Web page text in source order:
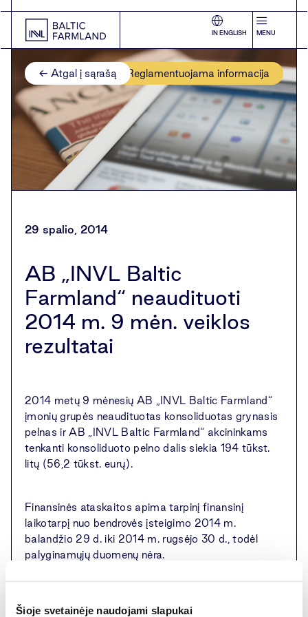
Šioje svetainėje naudojami slapukai
IN ENGLISH MENU
← Atgal į sąrašą Reglamentuojama informacija
29 spalio, 2014
AB „INVL Baltic
Farmland“ neaudituoti
2014 m. 9 mėn. veiklos
rezultatai
2014 metų 9 mėnesių AB „INVL Baltic Farmland“
įmonių grupės neaudituotas konsoliduotas grynasis
pelnas ir AB „INVL Baltic Farmland“ akcininkams
tenkanti konsoliduoto pelno dalis siekia 194 tūkst.
litų (56,2 tūkst. eurų).
Finansinės ataskaitos apima tarpinį finansinį
laikotarpį nuo bendrovės įsteigimo 2014 m.
balandžio 29 d. iki 2014 m. rugsėjo 30 d., todėl
palyginamųjų duomenų nėra.
Investicijų į žemės ūkio paskirties žemę bendrovė